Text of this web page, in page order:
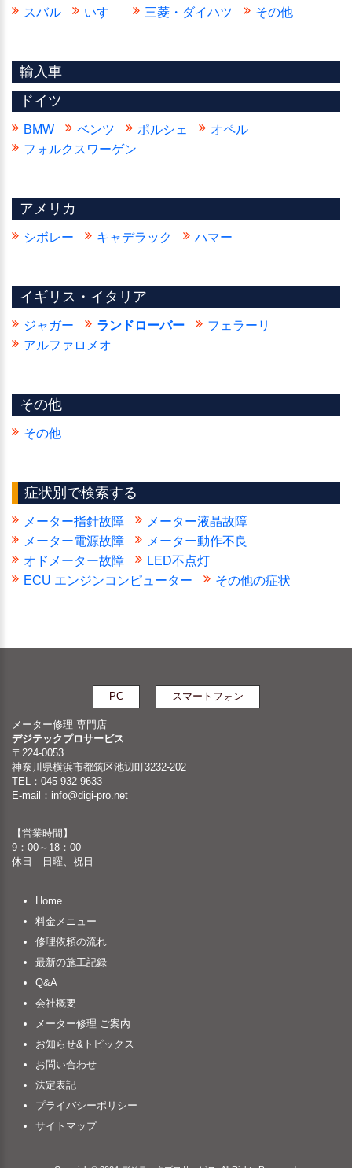
スバル
いすゞ 三菱・ダイハツ その他
輸入車
ドイツ
BMW ベンツ ポルシェ
オペル
フォルクスワーゲン
アメリカ
シボレー キャデラック ハマー
イギリス・イタリア
ジャガー ランドローバー
フェラーリ
アルファロメオ
その他
その他
症状別で検索する
メーター指針故障
メーター液晶故障
メーター電源故障
メーター動作不良
オドメーター故障
LED不点灯
ECU エンジンコンピューター
その他の症状
PC スマートフォン
メーター修理 専門店
デジテックプロサービス
〒224-0053
神奈川県横浜市都筑区池辺町3232-202
TEL：045-932-9633
E-mail： info@digi-pro.net
【営業時間】
9：00～18：00
休日 日曜、祝日
Home
料金メニュー
修理依頼の流れ
最新の施工記録
Q&A
会社概要
メーター修理 ご案内
お知らせ&トピックス
お問い合わせ
法定表記
プライバシーポリシー
サイトマップ